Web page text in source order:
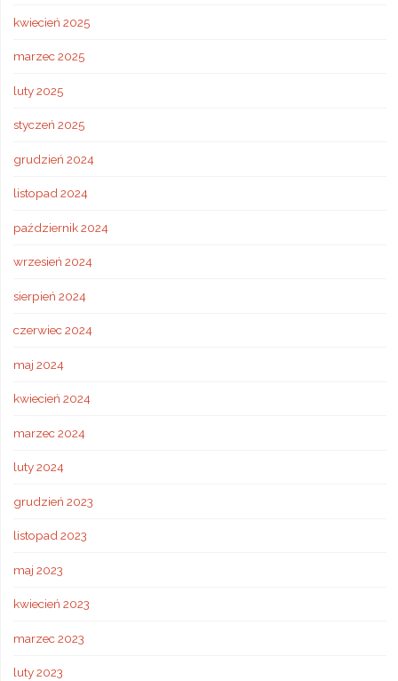
kwiecień 2025
marzec 2025
luty 2025
styczeń 2025
grudzień 2024
listopad 2024
październik 2024
wrzesień 2024
sierpień 2024
czerwiec 2024
maj 2024
kwiecień 2024
marzec 2024
luty 2024
grudzień 2023
listopad 2023
maj 2023
kwiecień 2023
marzec 2023
luty 2023